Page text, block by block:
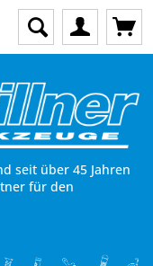
seit über 45 Jahren
für den